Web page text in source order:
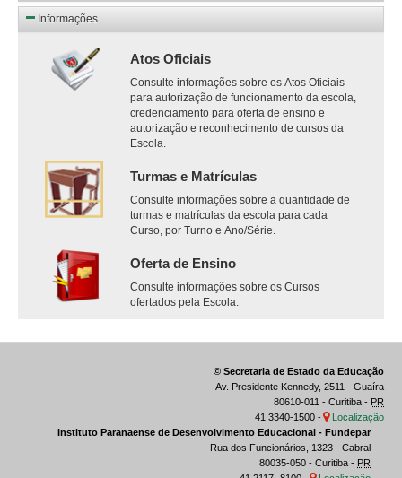
Informações
Atos Oficiais
Consulte informações sobre os Atos Oficiais
para autorização de funcionamento da escola,
credenciamento para oferta de ensino e
autorização e reconhecimento de cursos da
Escola.
Turmas e Matrículas
Consulte informações sobre a quantidade de
turmas e matrículas da escola para cada
Curso, por Turno e Ano/Série.
Oferta de Ensino
Consulte informações sobre os Cursos
ofertados pela Escola.
© Secretaria de Estado da Educação
Av. Presidente Kennedy, 2511 - Guaíra
80610-011 - Curitiba - PR
41 3340-1500 -
Localização
Instituto Paranaense de Desenvolvimento Educacional - Fundepar
Rua dos Funcionários, 1323 - Cabral
80035-050 - Curitiba - PR